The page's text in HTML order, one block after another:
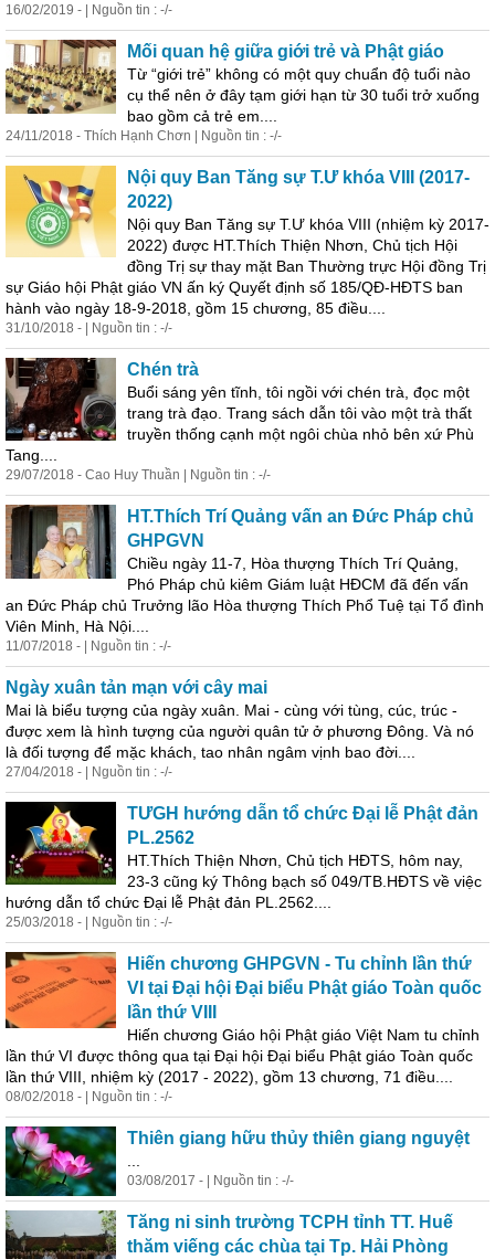
16/02/2019 - | Nguồn tin : -/-
Mối quan hệ giữa giới trẻ và Phật giáo
Từ “giới trẻ” không có một quy chuẩn độ tuổi nào
cụ thể nên ở đây tạm giới hạn từ 30 tuổi trở xuống
bao gồm cả trẻ em....
24/11/2018 - Thích Hạnh Chơn | Nguồn tin : -/-
Nội quy Ban Tăng sự T.Ư khóa VIII (2017-
2022)
Nội quy Ban Tăng sự T.Ư khóa VIII (nhiệm kỳ 2017-
2022) được HT.Thích Thiện Nhơn, Chủ tịch Hội
đồng Trị sự thay mặt Ban Thường trực Hội đồng Trị
sự Giáo hội Phật giáo VN ấn ký Quyết định số 185/QĐ-HĐTS ban
hành vào ngày 18-9-2018, gồm 15 chương, 85 điều....
31/10/2018 - | Nguồn tin : -/-
Chén trà
Buổi sáng yên tĩnh, tôi ngồi với chén trà, đọc một
trang trà đạo. Trang sách dẫn tôi vào một trà thất
truyền thống cạnh một ngôi chùa nhỏ bên xứ Phù
Tang....
29/07/2018 - Cao Huy Thuần | Nguồn tin : -/-
HT.Thích Trí Quảng vấn an Đức Pháp chủ
GHPGVN
Chiều ngày 11-7, Hòa thượng Thích Trí Quảng,
Phó Pháp chủ kiêm Giám luật HĐCM đã đến vấn
an Đức Pháp chủ Trưởng lão Hòa thượng Thích Phổ Tuệ tại Tổ đình
Viên Minh, Hà Nội....
11/07/2018 - | Nguồn tin : -/-
Ngày xuân tản mạn với cây mai
Mai là biểu tượng của ngày xuân. Mai - cùng với tùng, cúc, trúc -
được xem là hình tượng của người quân tử ở phương Đông. Và nó
là đối tượng để mặc khách, tao nhân ngâm vịnh bao đời....
27/04/2018 - | Nguồn tin : -/-
TƯGH hướng dẫn tổ chức Đại lễ Phật đản
PL.2562
HT.Thích Thiện Nhơn, Chủ tịch HĐTS, hôm nay,
23-3 cũng ký Thông bạch số 049/TB.HĐTS về việc
hướng dẫn tổ chức Đại lễ Phật đản PL.2562....
25/03/2018 - | Nguồn tin : -/-
Hiến chương GHPGVN - Tu chỉnh lần thứ
VI tại Đại hội Đại biểu Phật giáo Toàn quốc
lần thứ VIII
Hiến chương Giáo hội Phật giáo Việt Nam tu chỉnh
lần thứ VI được thông qua tại Đại hội Đại biểu Phật giáo Toàn quốc
lần thứ VIII, nhiệm kỳ (2017 - 2022), gồm 13 chương, 71 điều....
08/02/2018 - | Nguồn tin : -/-
Thiên giang hữu thủy thiên giang nguyệt
03/08/2017 - | Nguồn tin : -/-
Tăng ni sinh trường TCPH tỉnh TT. Huế
thăm viếng các chùa tại Tp. Hải Phòng